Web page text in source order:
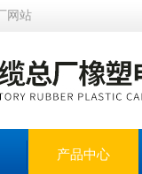
网站
产品中心